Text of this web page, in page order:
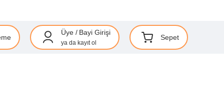
Üye / Bayi Girişi
ya da kayıt ol
Sepet